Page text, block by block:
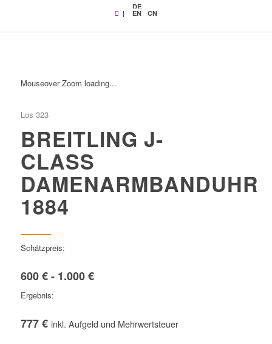
|
DE
EN CN
Mouseover Zoom loading...
Los 323
BREITLING J-
CLASS
DAMENARMBANDUHR
1884
Schätzpreis:
600 € - 1.000 €
Ergebnis:
777 € inkl. Aufgeld und Mehrwertsteuer